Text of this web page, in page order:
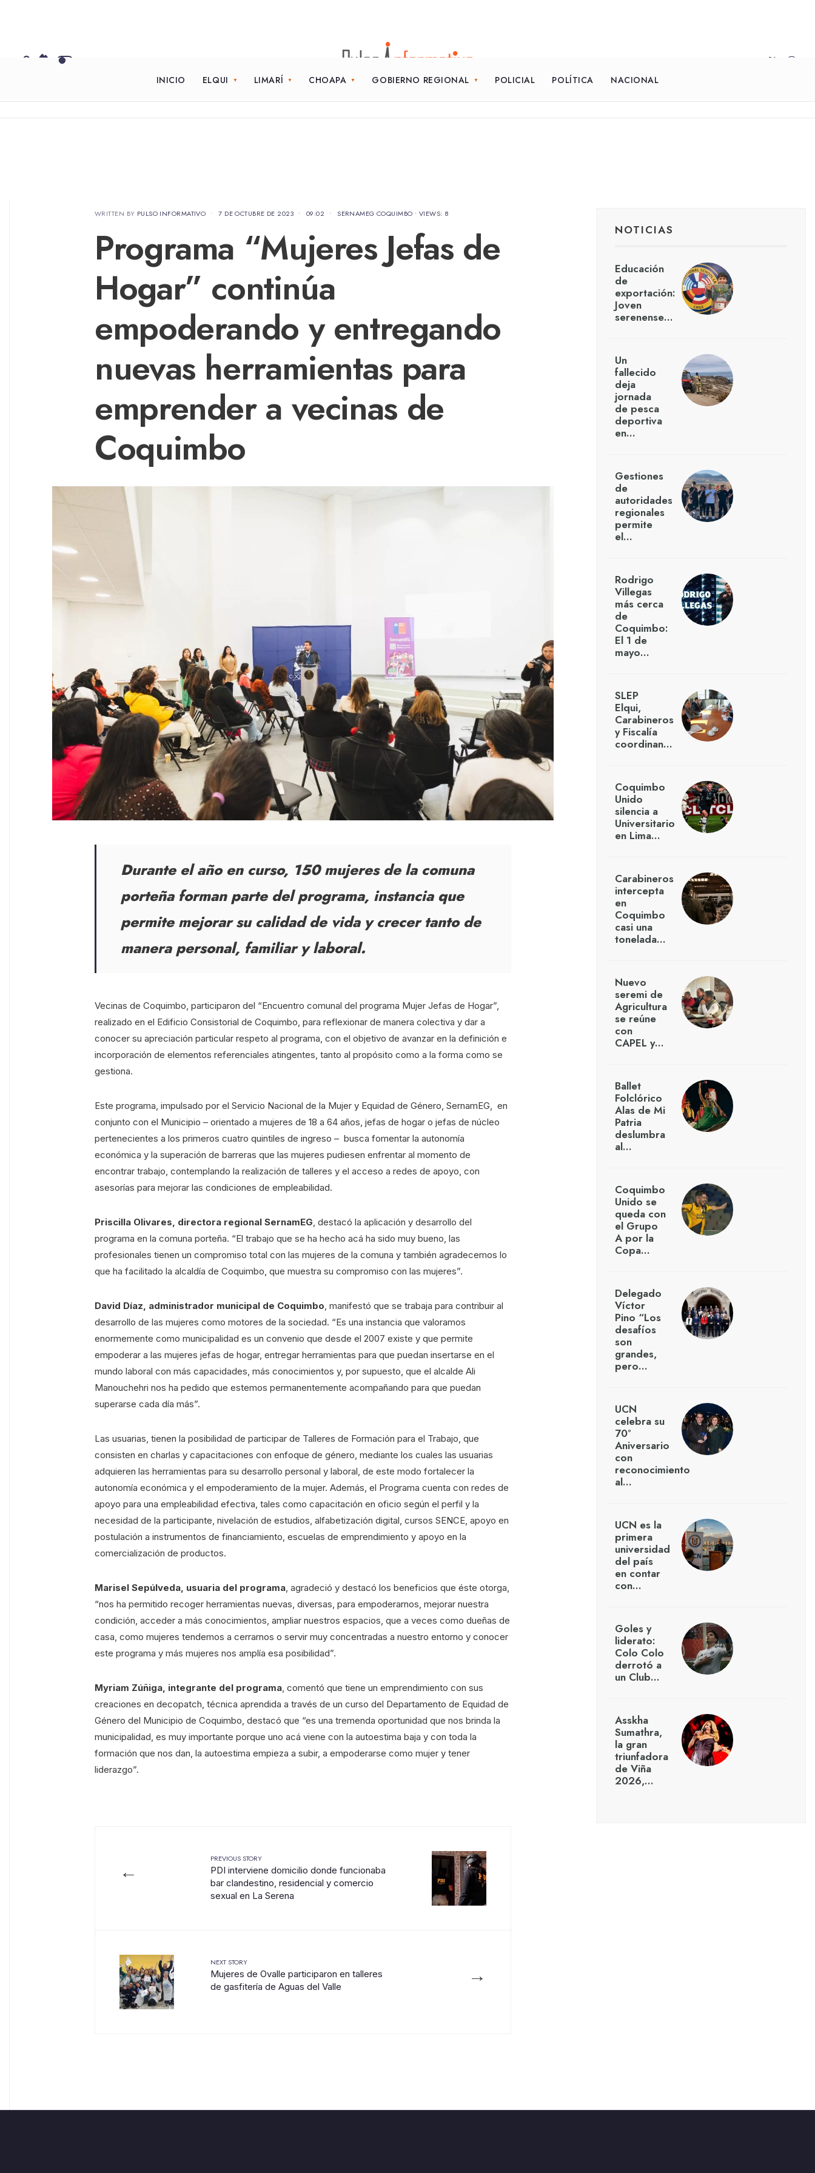
INICIO ELQUI LIMARÍ CHOAPA GOBIERNO REGIONAL POLICIAL POLÍTICA NACIONAL
WRITTEN BY PULSO INFORMATIVO • 7 DE OCTUBRE DE 2023 • 09:02 • SERNAMEG COQUIMBO • VIEWS: 8
Programa “Mujeres Jefas de
Hogar” continúa
empoderando y entregando
nuevas herramientas para
emprender a vecinas de
Coquimbo
Durante el año en curso, 150 mujeres de la comuna
porteña forman parte del programa, instancia que
permite mejorar su calidad de vida y crecer tanto de
manera personal, familiar y laboral.
Vecinas de Coquimbo, participaron del “Encuentro comunal del programa Mujer Jefas de Hogar”,
realizado en el Edificio Consistorial de Coquimbo, para reflexionar de manera colectiva y dar a
conocer su apreciación particular respeto al programa, con el objetivo de avanzar en la definición e
incorporación de elementos referenciales atingentes, tanto al propósito como a la forma como se
gestiona.
Este programa, impulsado por el Servicio Nacional de la Mujer y Equidad de Género, SernamEG, en
conjunto con el Municipio – orientado a mujeres de 18 a 64 años, jefas de hogar o jefas de núcleo
pertenecientes a los primeros cuatro quintiles de ingreso – busca fomentar la autonomía
económica y la superación de barreras que las mujeres pudiesen enfrentar al momento de
encontrar trabajo, contemplando la realización de talleres y el acceso a redes de apoyo, con
asesorías para mejorar las condiciones de empleabilidad.
Priscilla Olivares, directora regional SernamEG, destacó la aplicación y desarrollo del
programa en la comuna porteña. “El trabajo que se ha hecho acá ha sido muy bueno, las
profesionales tienen un compromiso total con las mujeres de la comuna y también agradecemos lo
que ha facilitado la alcaldía de Coquimbo, que muestra su compromiso con las mujeres”.
David Díaz, administrador municipal de Coquimbo, manifestó que se trabaja para contribuir al
desarrollo de las mujeres como motores de la sociedad. “Es una instancia que valoramos
enormemente como municipalidad es un convenio que desde el 2007 existe y que permite
empoderar a las mujeres jefas de hogar, entregar herramientas para que puedan insertarse en el
mundo laboral con más capacidades, más conocimientos y, por supuesto, que el alcalde Ali
Manouchehri nos ha pedido que estemos permanentemente acompañando para que puedan
superarse cada día más”.
Las usuarias, tienen la posibilidad de participar de Talleres de Formación para el Trabajo, que
consisten en charlas y capacitaciones con enfoque de género, mediante los cuales las usuarias
adquieren las herramientas para su desarrollo personal y laboral, de este modo fortalecer la
autonomía económica y el empoderamiento de la mujer. Además, el Programa cuenta con redes de
apoyo para una empleabilidad efectiva, tales como capacitación en oficio según el perfil y la
necesidad de la participante, nivelación de estudios, alfabetización digital, cursos SENCE, apoyo en
postulación a instrumentos de financiamiento, escuelas de emprendimiento y apoyo en la
comercialización de productos.
Marisel Sepúlveda, usuaria del programa, agradeció y destacó los beneficios que éste otorga,
“nos ha permitido recoger herramientas nuevas, diversas, para empoderarnos, mejorar nuestra
condición, acceder a más conocimientos, ampliar nuestros espacios, que a veces como dueñas de
casa, como mujeres tendemos a cerrarnos o servir muy concentradas a nuestro entorno y conocer
este programa y más mujeres nos amplía esa posibilidad”.
Myriam Zúñiga, integrante del programa, comentó que tiene un emprendimiento con sus
creaciones en decopatch, técnica aprendida a través de un curso del Departamento de Equidad de
Género del Municipio de Coquimbo, destacó que “es una tremenda oportunidad que nos brinda la
municipalidad, es muy importante porque uno acá viene con la autoestima baja y con toda la
formación que nos dan, la autoestima empieza a subir, a empoderarse como mujer y tener
liderazgo”.
←
PREVIOUS STORY
PDI interviene domicilio donde funcionaba
bar clandestino, residencial y comercio
sexual en La Serena
→
NEXT STORY
Mujeres de Ovalle participaron en talleres
de gasfitería de Aguas del Valle
NOTICIAS
Educación
de
exportación:
Joven
serenense…
Un
fallecido
deja
jornada
de pesca
deportiva
en…
Gestiones
de
autoridades
regionales
permite
el…
Rodrigo
Villegas
más cerca
de
Coquimbo:
El 1 de
mayo…
SLEP
Elqui,
Carabineros
y Fiscalía
coordinan…
Coquimbo
Unido
silencia a
Universitario
en Lima…
Carabineros
intercepta
en
Coquimbo
casi una
tonelada…
Nuevo
seremi de
Agricultura
se reúne
con
CAPEL y…
Ballet
Folclórico
Alas de Mi
Patria
deslumbra
al…
Coquimbo
Unido se
queda con
el Grupo
A por la
Copa…
Delegado
Víctor
Pino “Los
desafíos
son
grandes,
pero…
UCN
celebra su
70°
Aniversario
con
reconocimiento
al…
UCN es la
primera
universidad
del país
en contar
con…
Goles y
liderato:
Colo Colo
derrotó a
un Club…
Asskha
Sumathra,
la gran
triunfadora
de Viña
2026,…